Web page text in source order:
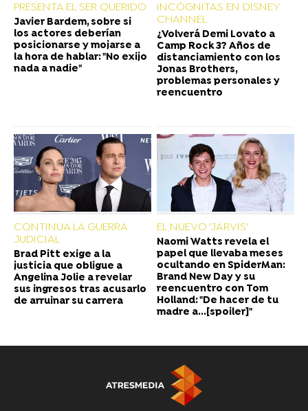
PRESENTA EL SER QUERIDO
Javier Bardem, sobre si
los actores deberían
posicionarse y mojarse a
la hora de hablar: "No exijo
nada a nadie"
INCÓGNITAS EN DISNEY
CHANNEL
¿Volverá Demi Lovato a
Camp Rock 3? Años de
distanciamiento con los
Jonas Brothers,
problemas personales y
reencuentro
CONTINUA LA GUERRA
JUDICIAL
Brad Pitt exige a la
justicia que obligue a
Angelina Jolie a revelar
sus ingresos tras acusarlo
de arruinar su carrera
EL NUEVO 'JARVIS'
Naomi Watts revela el
papel que llevaba meses
ocultando en SpiderMan:
Brand New Day y su
reencuentro con Tom
Holland: "De hacer de tu
madre a...[spoiler]"